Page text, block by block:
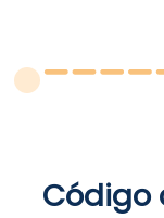
Código